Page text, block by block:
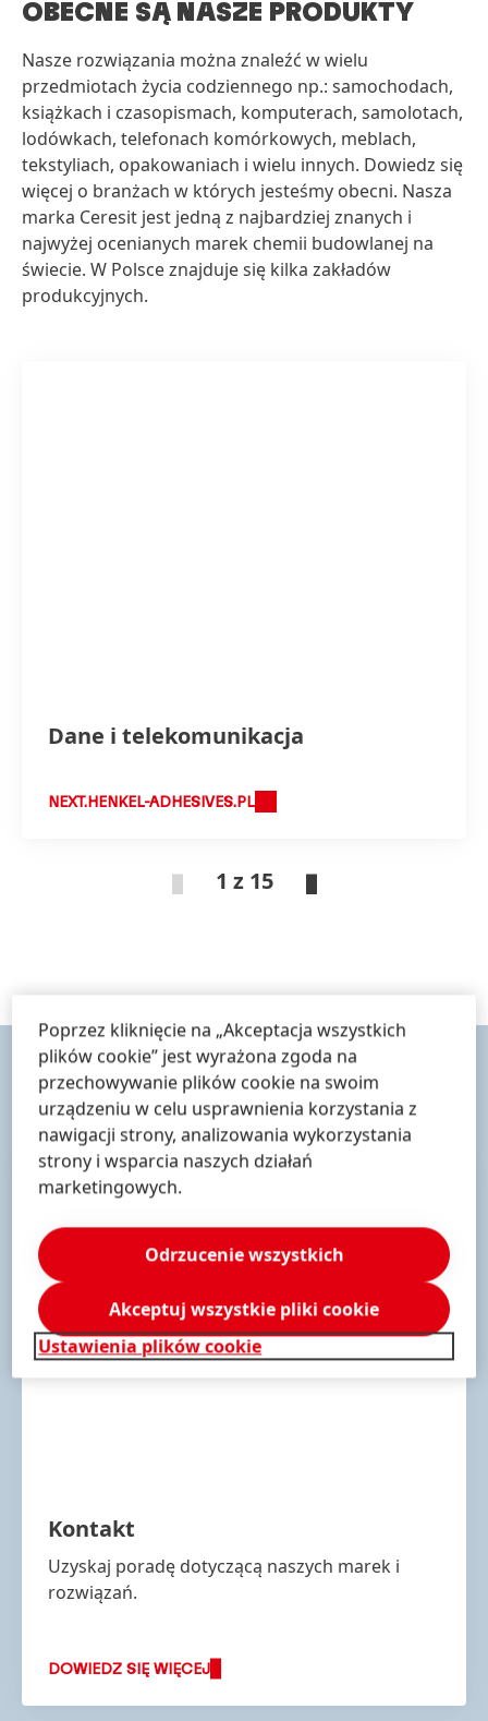
OBECNE SĄ NASZE PRODUKTY
Nasze rozwiązania można znaleźć w wielu
przedmiotach życia codziennego np.: samochodach,
książkach i czasopismach, komputerach, samolotach,
lodówkach, telefonach komórkowych, meblach,
tekstyliach, opakowaniach i wielu innych. Dowiedz się
więcej o branżach w których jesteśmy obecni. Nasza
marka Ceresit jest jedną z najbardziej znanych i
najwyżej ocenianych marek chemii budowlanej na
świecie. W Polsce znajduje się kilka zakładów
produkcyjnych.
Dane i telekomunikacja
NEXT.HENKEL-ADHESIVES.PL
1 z 15
KONTAKT & USŁUGI
Kontakt
Uzyskaj poradę dotyczącą naszych marek i
rozwiązań.
DOWIEDZ SIĘ WIĘCEJ
Poprzez kliknięcie na „Akceptacja wszystkich
plików cookie” jest wyrażona zgoda na
przechowywanie plików cookie na swoim
urządzeniu w celu usprawnienia korzystania z
nawigacji strony, analizowania wykorzystania
strony i wsparcia naszych działań
marketingowych.
Ustawienia plików cookie
Odrzucenie wszystkich
Akceptuj wszystkie pliki cookie